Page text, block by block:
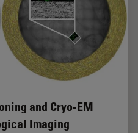
and Cryo-EM
Imaging